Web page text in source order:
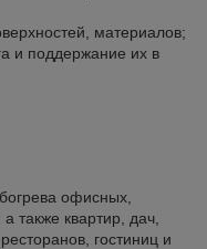
материалов;
и поддержание их в
офисных,
также квартир, дач,
гостиниц и